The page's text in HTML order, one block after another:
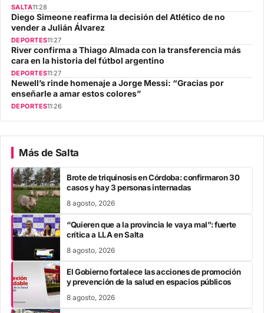
SALTA11:28
Diego Simeone reafirma la decisión del Atlético de no
vender a Julián Álvarez
DEPORTES11:27
River confirma a Thiago Almada con la transferencia más
cara en la historia del fútbol argentino
DEPORTES11:27
Newell’s rinde homenaje a Jorge Messi: “Gracias por
enseñarle a amar estos colores”
DEPORTES11:26
Más de Salta
Brote de triquinosis en Córdoba: confirmaron 30
casos y hay 3 personas internadas
8 agosto, 2026
“Quieren que a la provincia le vaya mal”: fuerte
crítica a LLA en Salta
8 agosto, 2026
El Gobierno fortalece las acciones de promoción
y prevención de la salud en espacios públicos
8 agosto, 2026